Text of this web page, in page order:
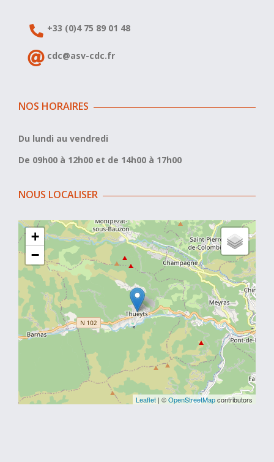
+33 (0)4 75 89 01 48
cdc@asv-cdc.fr
NOS HORAIRES
Du lundi au vendredi
De 09h00 à 12h00 et de 14h00 à 17h00
NOUS LOCALISER
+
−
Leaflet | ©OpenStreetMapcontributors